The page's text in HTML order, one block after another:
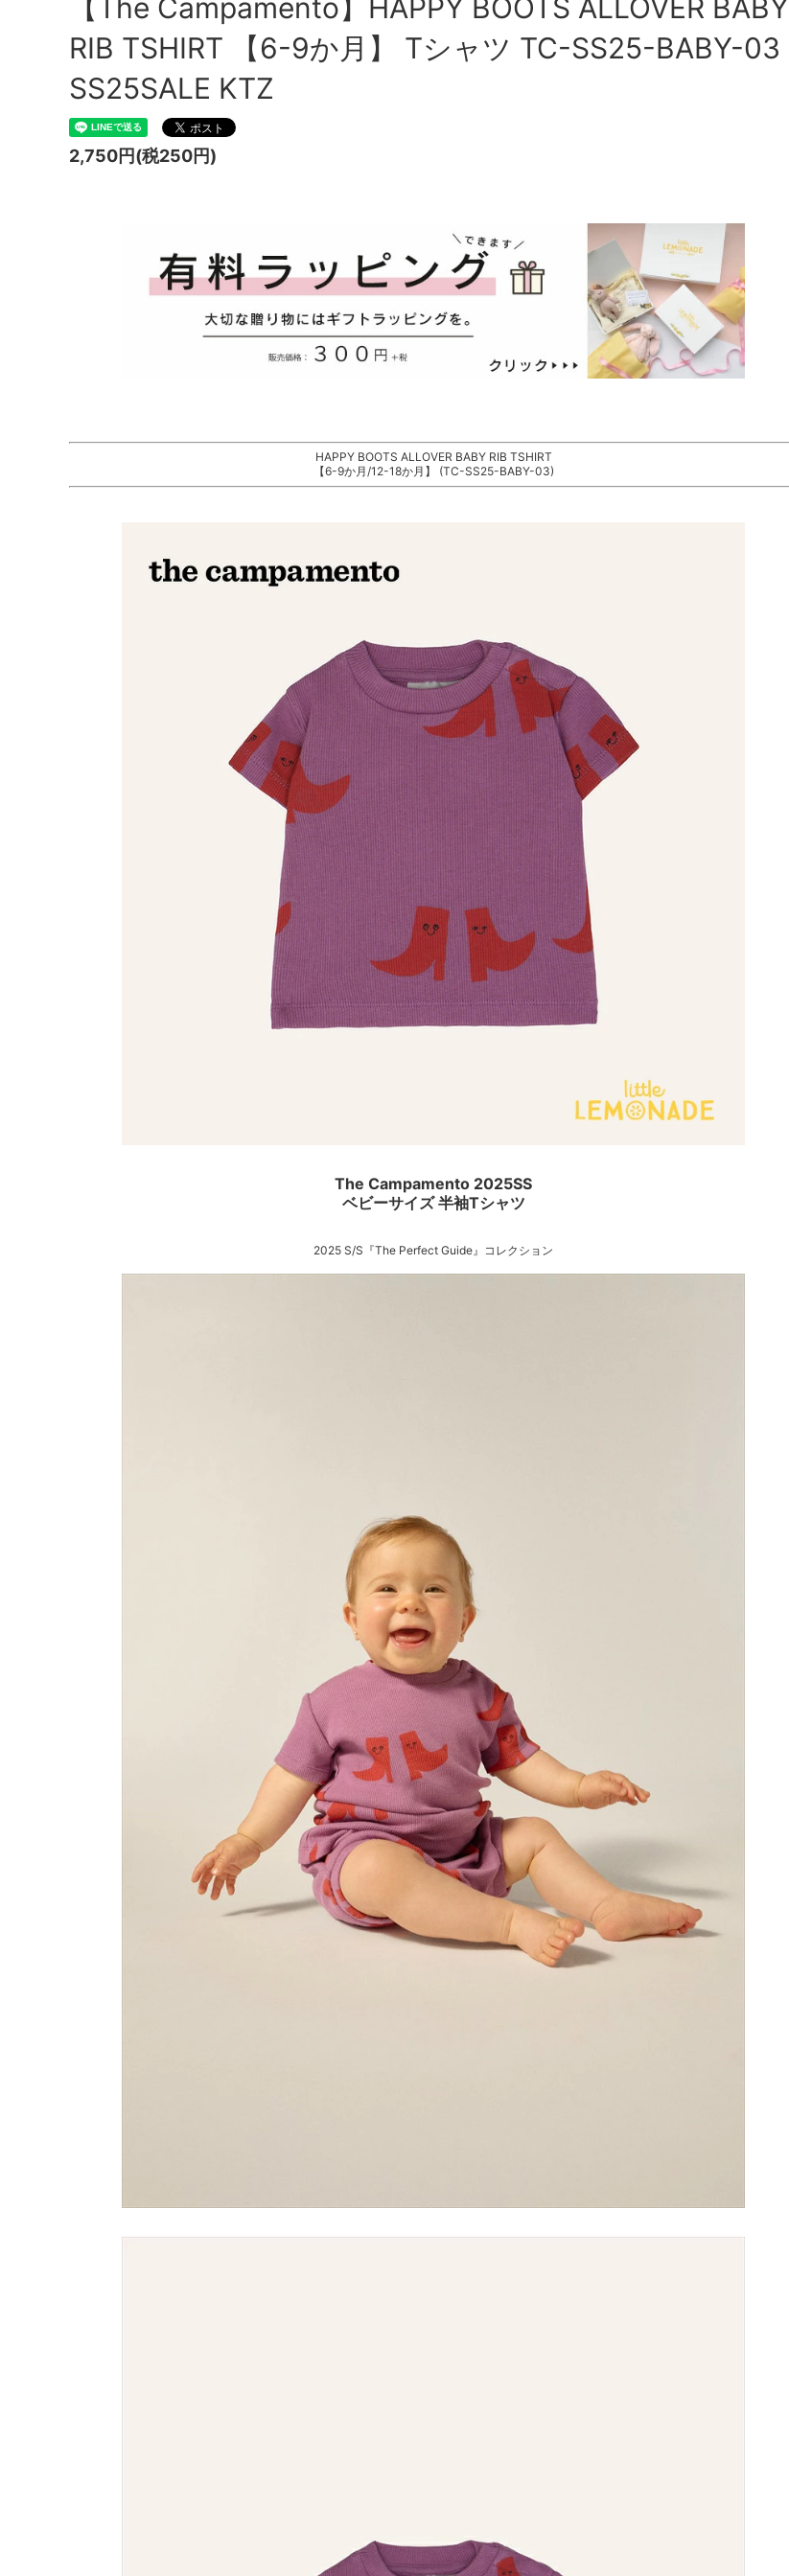
【The Campamento】HAPPY BOOTS ALLOVER BABY
RIB TSHIRT 【6-9か月】 Tシャツ TC-SS25-BABY-03
SS25SALE KTZ
2,750円(税250円)
HAPPY BOOTS ALLOVER BABY RIB TSHIRT
【6-9か月/12-18か月】 (TC-SS25-BABY-03)
The Campamento 2025SS
ベビーサイズ 半袖Tシャツ
2025 S/S『The Perfect Guide』コレクション